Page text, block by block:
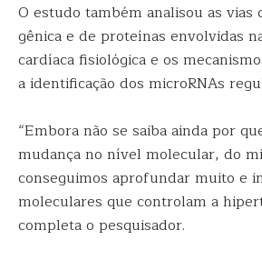
O estudo também analisou as vias
gênica e de proteínas envolvidas
cardíaca fisiológica e os
a identificação dos microRNAs
“Embora não se saiba ainda por
mudança no nível molecular, do
conseguimos aprofundar muito e
moleculares que controlam a
completa o pesquisador.